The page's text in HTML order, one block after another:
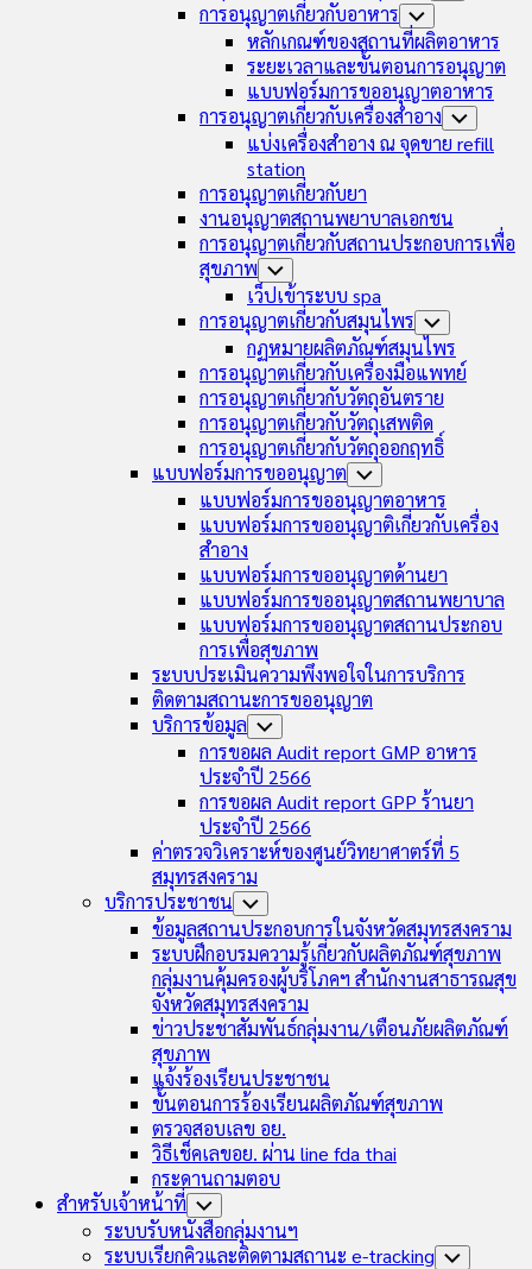
การอนุญาตเกี่ยวกับอาหาร Toggle
Child
Menu
หลักเกณฑ์ของสถานที่ผลิตอาหาร
ระยะเวลาและขั้นตอนการอนุญาต
แบบฟอร์มการขออนุญาตอาหาร
การอนุญาตเกี่ยวกับเครื่องสำอาง Toggle
Child
Menu
แบ่งเครื่องสำอาง ณ จุดขาย refill
station
การอนุญาตเกี่ยวกับยา
งานอนุญาตสถานพยาบาลเอกชน
การอนุญาตเกี่ยวกับสถานประกอบการเพื่อ
สุขภาพ Toggle
Child
Menu
เว็ปเข้าระบบ spa
การอนุญาตเกี่ยวกับสมุนไพร Toggle
Child
Menu
กฏหมายผลิตภัณฑ์สมุนไพร
การอนุญาตเกี่ยวกับเครื่องมือแพทย์
การอนุญาตเกี่ยวกับวัตถุอันตราย
การอนุญาตเกี่ยวกับวัตถุเสพติด
การอนุญาตเกี่ยวกับวัตถุออกฤทธิ์
แบบฟอร์มการขออนุญาต Toggle
Child
Menu
แบบฟอร์มการขออนุญาตอาหาร
แบบฟอร์มการขออนุญาติเกี่ยวกับเครื่อง
สำอาง
แบบฟอร์มการขออนุญาตด้านยา
แบบฟอร์มการขออนุญาตสถานพยาบาล
แบบฟอร์มการขออนุญาตสถานประกอบ
การเพื่อสุขภาพ
ระบบประเมินความพึงพอใจในการบริการ
ติดตามสถานะการขออนุญาต
บริการข้อมูล Toggle
Child
Menu
การขอผล Audit report GMP อาหาร
ประจำปี 2566
การขอผล Audit report GPP ร้านยา
ประจำปี 2566
ค่าตรวจวิเคราะห์ของศูนย์วิทยาศาตร์ที่ 5
สมุทรสงคราม
บริการประชาชน Toggle
Child
Menu
ข้อมูลสถานประกอบการในจังหวัดสมุทรสงคราม
ระบบฝึกอบรมความรู้เกี่ยวกับผลิตภัณฑ์สุขภาพ
กลุ่มงานคุ้มครองผู้บริโภคฯ สำนักงานสาธารณสุข
จังหวัดสมุทรสงคราม
ข่าวประชาสัมพันธ์กลุ่มงาน/เตือนภัยผลิตภัณฑ์
สุขภาพ
แจ้งร้องเรียนประชาชน
ขั้นตอนการร้องเรียนผลิตภัณฑ์สุขภาพ
ตรวจสอบเลข อย.
วิธีเช็คเลขอย. ผ่าน line fda thai
กระดานถามตอบ
สำหรับเจ้าหน้าที่ Toggle
Child
Menu
ระบบรับหนังสือกลุ่มงานฯ
ระบบเรียกคิวและติดตามสถานะ e-tracking Toggle